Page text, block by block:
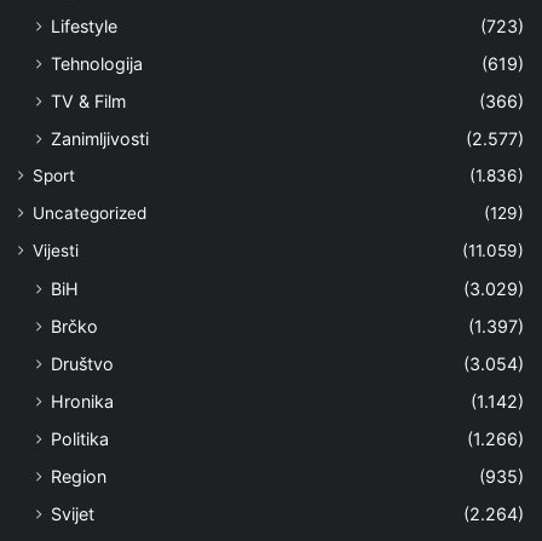
Lifestyle
(723)
Tehnologija
(619)
TV & Film
(366)
Zanimljivosti
(2.577)
Sport
(1.836)
Uncategorized
(129)
Vijesti
(11.059)
BiH
(3.029)
Brčko
(1.397)
Društvo
(3.054)
Hronika
(1.142)
Politika
(1.266)
Region
(935)
Svijet
(2.264)